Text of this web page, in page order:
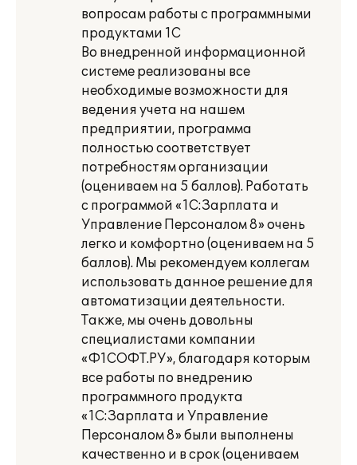
вопросам работы с программными
продуктами 1С
Во внедренной информационной
системе реализованы все
необходимые возможности для
ведения учета на нашем
предприятии, программа
полностью соответствует
потребностям организации
(оцениваем на 5 баллов). Работать
с программой «1С:Зарплата и
Управление Персоналом 8» очень
легко и комфортно (оцениваем на 5
баллов). Мы рекомендуем коллегам
использовать данное решение для
автоматизации деятельности.
Также, мы очень довольны
специалистами компании
«Ф1СОФТ.РУ», благодаря которым
все работы по внедрению
программного продукта
«1С:Зарплата и Управление
Персоналом 8» были выполнены
качественно и в срок (оцениваем